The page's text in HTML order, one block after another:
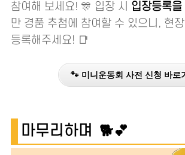
참여해 보세요! 🎊 입장 시 입장등록
만 경품 추첨에 참여할 수 있으니, 현장
등록해주세요! 📑
🐾 미니운동회 사전 신청 바로
마무리하며 🐕💕